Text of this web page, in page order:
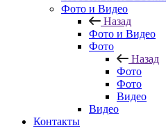
Фото и Видео
Назад
Фото и Видео
Фото
Назад
Фото
Фото
Видео
Видео
Контакты